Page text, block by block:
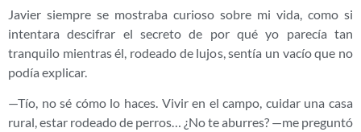
Javier siempre se mostraba curioso sobre mi vida, como si
intentara descifrar el secreto de por qué yo parecía tan
tranquilo mientras él, rodeado de lujos, sentía un vacío que no
podía explicar.
—Tío, no sé cómo lo haces. Vivir en el campo, cuidar una casa
rural, estar rodeado de perros… ¿No te aburres? —me preguntó